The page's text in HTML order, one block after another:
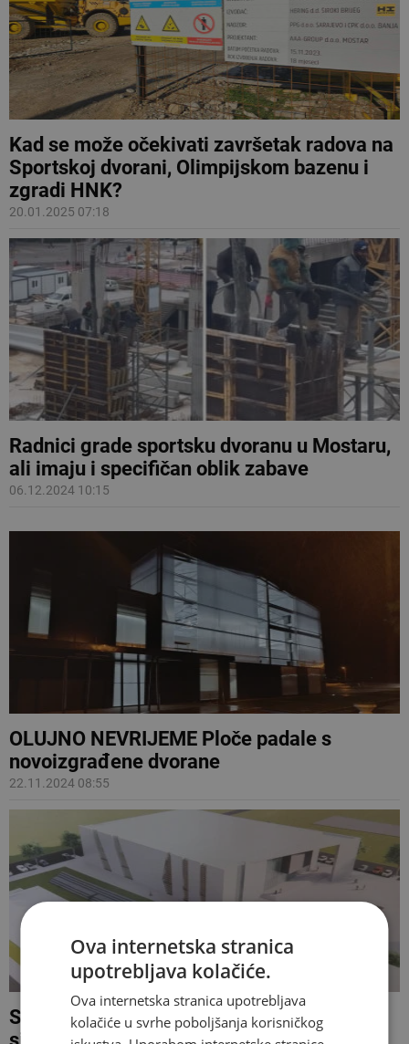
Kad se može očekivati završetak radova na
Sportskoj dvorani, Olimpijskom bazenu i
zgradi HNK?
20.01.2025 07:18
Radnici grade sportsku dvoranu u Mostaru,
ali imaju i specifičan oblik zabave
06.12.2024 10:15
OLUJNO NEVRIJEME Ploče padale s
novoizgrađene dvorane
22.11.2024 08:55
Sportska dvorana u Stocu imat će tisuću
Ova internetska stranica
upotrebljava kolačiće.
Ova internetska stranica upotrebljava
kolačiće u svrhe poboljšanja korisničkog